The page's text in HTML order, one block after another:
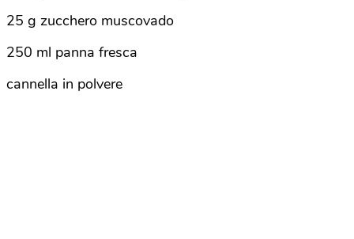
25 g zucchero muscovado
250 ml panna fresca
cannella in polvere